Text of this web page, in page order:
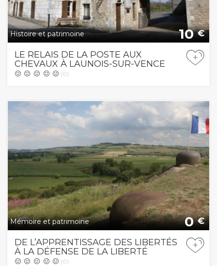
Histoire et patrimoine 10€
LE RELAIS DE LA POSTE AUX
CHEVAUX À LAUNOIS-SUR-VENCE
(0)
+
Mémoire et patrimoine 0€
DE L’APPRENTISSAGE DES LIBERTÉS
À LA DÉFENSE DE LA LIBERTÉ
(0)
+